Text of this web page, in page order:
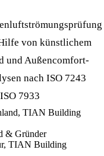
von künstlichem
und Außencomfort-
nach ISO 7243
7933
& Gründer